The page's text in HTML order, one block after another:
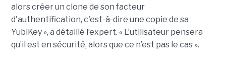
alors créer un clone de son facteur
d'authentification, c'est-à-dire une copie de sa
YubiKey », a détaillé l’expert. « L’utilisateur pensera
qu’il est en sécurité, alors que ce n’est pas le cas ».